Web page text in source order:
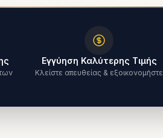
Εγγύηση Καλύτερης Τιμής
Κλείστε απευθείας & εξοικονομήστε